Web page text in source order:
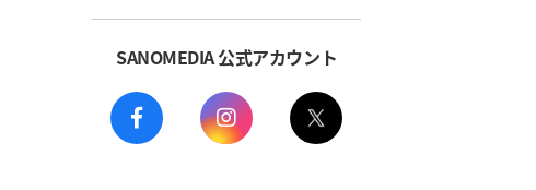
SANOMEDIA 公式アカウント